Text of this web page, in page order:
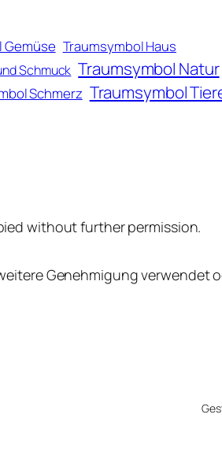
Gemüse Traumsymbol Haus
Schmuck Traumsymbol Natur
Schmerz Traumsymbol
without further permission.
Genehmigung verwendet